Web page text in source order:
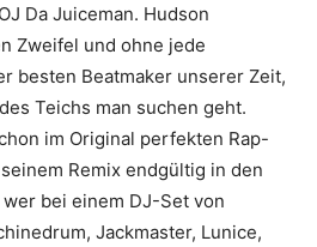
Da Juiceman. Hudson
Zweifel und ohne jede
besten Beatmaker unserer Zeit,
Teichs man suchen geht.
im Original perfekten Rap-
seinem Remix endgültig in den
bei einem DJ-Set von
Jackmaster, Lunice,